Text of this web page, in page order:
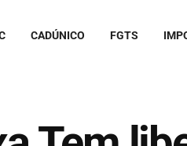
CADÚNICO FGTS